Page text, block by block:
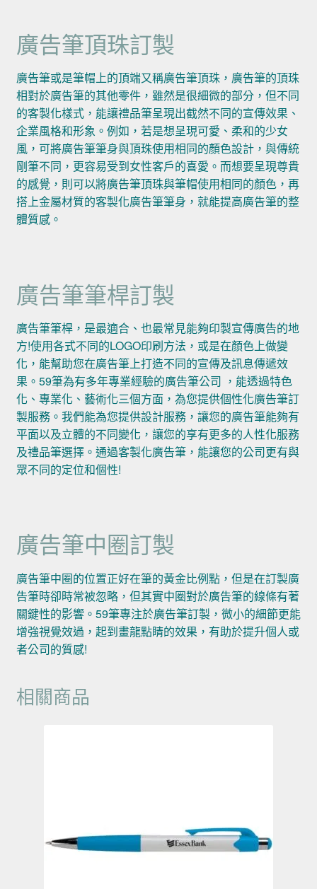
廣告筆頂珠訂製
廣告筆或是筆帽上的頂端又稱廣告筆頂珠，廣告筆的頂珠
相對於廣告筆的其他零件，雖然是很細微的部分，但不同
的客製化樣式，能讓禮品筆呈現出截然不同的宣傳效果、
企業風格和形象。例如，若是想呈現可愛、柔和的少女
風，可將廣告筆筆身與頂珠使用相同的顏色設計，與傳統
剛筆不同，更容易受到女性客戶的喜愛。而想要呈現尊貴
的感覺，則可以將廣告筆頂珠與筆帽使用相同的顏色，再
搭上金屬材質的客製化廣告筆筆身，就能提高廣告筆的整
體質感。
廣告筆筆桿訂製
廣告筆筆桿，是最適合、也最常見能夠印製宣傳廣告的地
方!使用各式不同的LOGO印刷方法，或是在顏色上做變
化，能幫助您在廣告筆上打造不同的宣傳及訊息傳遞效
果。59筆為有多年專業經驗的廣告筆公司 ，能透過特色
化、專業化、藝術化三個方面，為您提供個性化廣告筆訂
製服務。我們能為您提供設計服務，讓您的廣告筆能夠有
平面以及立體的不同變化，讓您的享有更多的人性化服務
及禮品筆選擇。通過客製化廣告筆，能讓您的公司更有與
眾不同的定位和個性!
廣告筆中圈訂製
廣告筆中圈的位置正好在筆的黃金比例點，但是在訂製廣
告筆時卻時常被忽略，但其實中圈對於廣告筆的線條有著
關鍵性的影響。59筆專注於廣告筆訂製，微小的細節更能
增強視覺效過，起到畫龍點睛的效果，有助於提升個人或
者公司的質感!
相關商品